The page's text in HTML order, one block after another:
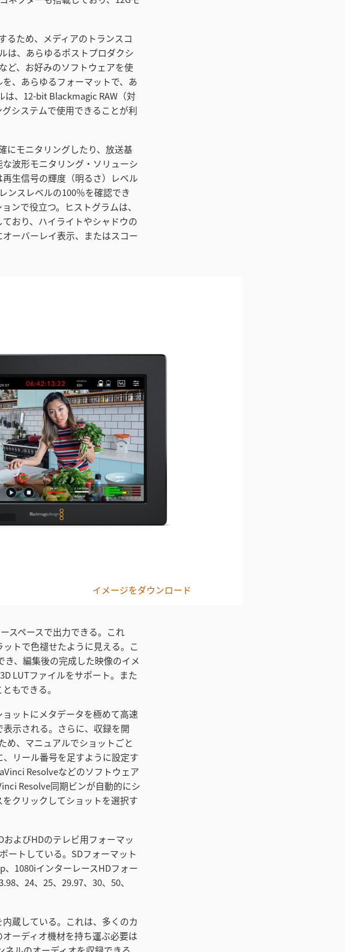
るため、メディアのトランスコ
は、あらゆるポストプロダクシ
ど、お好みのソフトウェアを使
、あらゆるフォーマットで、あ
は、12-bit Blackmagic RAW（対
システムで使用できることが利
にモニタリングしたり、放送基
波形モニタリング・ソリューシ
生信号の輝度（明るさ）レベル
ンスレベルの100％を確認でき
ンで役立つ。ヒストグラムは、
おり、ハイライトやシャドウの
ーバーレイ表示、またはスコー
イメージをダウンロード
スペースで出力できる。これ
トで色褪せたように見える。こ
、編集後の完成した映像のイメ
LUTファイルをサポート。また
もできる。
ットにメタデータを極めて高速
示される。さらに、収録を開
め、マニュアルでショットごと
リール番号を足すように設定す
Resolveなどのソフトウェア
Resolve同期ビンが自動的にシ
クリックしてショットを選択す
よびHDのテレビ用フォーマッ
ートしている。SDフォーマット
、1080iインターレースHDフォー
、24、25、29.97、30、50、
蔵している。これは、多くのカ
ーディオ機材を持ち運ぶ必要は